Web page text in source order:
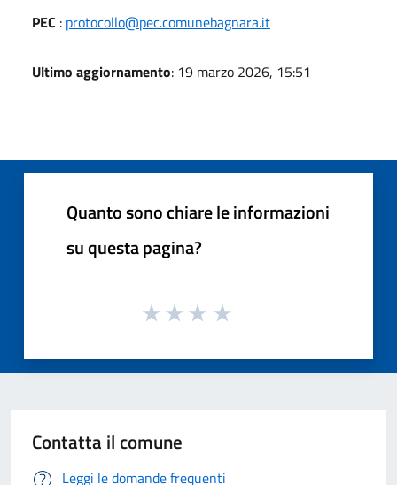
PEC : protocollo@pec.comunebagnara.it
Ultimo aggiornamento: 19 marzo 2026, 15:51
Quanto sono chiare le informazioni
su questa pagina?
Contatta il comune
Leggi le domande frequenti